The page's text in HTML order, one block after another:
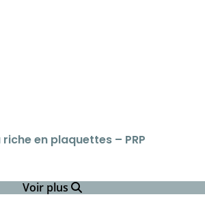
riche en plaquettes – PRP
Voir plus